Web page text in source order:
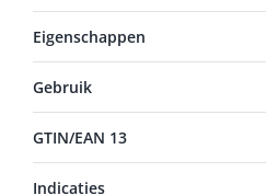
Eigenschappen
Gebruik
GTIN/EAN 13
Indicaties